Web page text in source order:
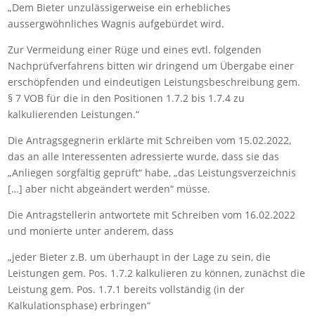
„Dem Bieter unzulässigerweise ein erhebliches
aussergwöhnliches Wagnis aufgebürdet wird.
Zur Vermeidung einer Rüge und eines evtl. folgenden
Nachprüfverfahrens bitten wir dringend um Übergabe einer
erschöpfenden und eindeutigen Leistungsbeschreibung gem.
§ 7 VOB für die in den Positionen 1.7.2 bis 1.7.4 zu
kalkulierenden Leistungen.“
Die Antragsgegnerin erklärte mit Schreiben vom 15.02.2022,
das an alle Interessenten adressierte wurde, dass sie das
„Anliegen sorgfältig geprüft“ habe, „das Leistungsverzeichnis
[…] aber nicht abgeändert werden“ müsse.
Die Antragstellerin antwortete mit Schreiben vom 16.02.2022
und monierte unter anderem, dass
„jeder Bieter z.B. um überhaupt in der Lage zu sein, die
Leistungen gem. Pos. 1.7.2 kalkulieren zu können, zunächst die
Leistung gem. Pos. 1.7.1 bereits vollständig (in der
Kalkulationsphase) erbringen“